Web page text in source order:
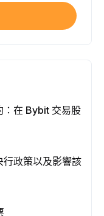
：在 Bybit 交易股
政策以及影響該